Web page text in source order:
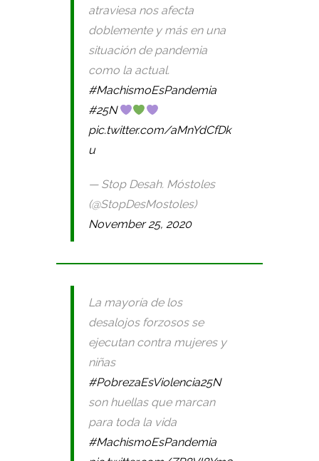
atraviesa nos afecta
doblemente y más en una
situación de pandemia
como la actual.
#MachismoEsPandemia
#25N
pic.twitter.com/aMnYdCfDk
u
— Stop Desah. Móstoles
(@StopDesMostoles)
November 25, 2020
La mayoría de los
desalojos forzosos se
ejecutan contra mujeres y
niñas
#PobrezaEsViolencia25N
son huellas que marcan
para toda la vida
#MachismoEsPandemia